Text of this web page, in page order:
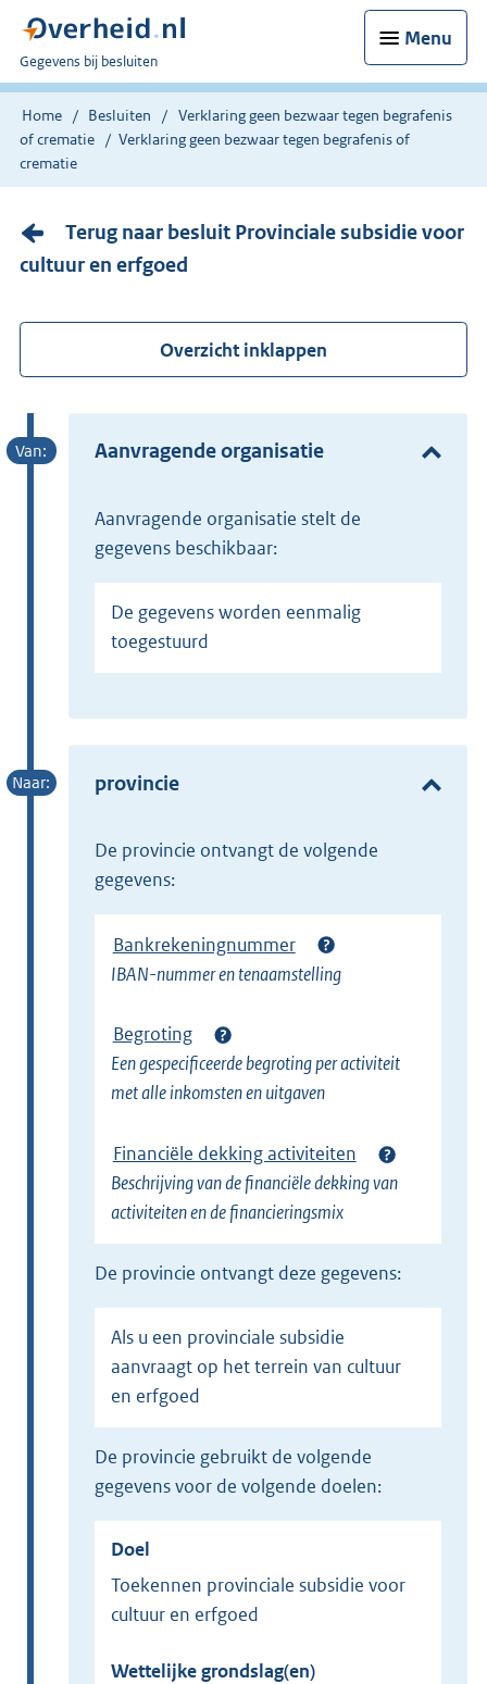
Menu
U
bent
nu
hier:
Gegevens bij besluiten
Home Besluiten
Verklaring geen bezwaar tegen begrafenis
of crematie
Verklaring geen bezwaar tegen begrafenis of
crematie
Terug naar besluit Provinciale subsidie voor
cultuur en erfgoed
Overzicht inklappen
Aanvragende organisatie
Aanvragende organisatie stelt de
gegevens beschikbaar:
De gegevens worden eenmalig
toegestuurd
provincie
de provincie ontvangt de volgende
gegevens:
Bankrekeningnummer
IBAN-nummer en tenaamstelling
Begroting
Een gespecificeerde begroting per activiteit
met alle inkomsten en uitgaven
Financiële dekking activiteiten
Beschrijving van de financiële dekking van
activiteiten en de financieringsmix
de provincie ontvangt deze gegevens:
Als u een provinciale subsidie
aanvraagt op het terrein van cultuur
en erfgoed
de provincie gebruikt de volgende
gegevens voor de volgende doelen:
Doel
Toekennen provinciale subsidie voor
cultuur en erfgoed
Wettelijke grondslag(en)